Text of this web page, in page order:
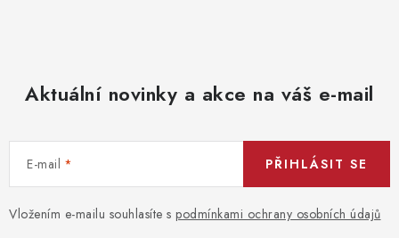
Aktuální novinky a akce na váš e-mail
E-mail
Vložením e-mailu souhlasíte s podmínkami ochrany osobních údajů
PŘIHLÁSIT SE